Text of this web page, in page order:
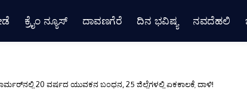
ಕ್ರೈಂ ನ್ಯೂಸ್ ದಾವಣಗೆರೆ ದಿನ ಭವಿಷ್ಯ ನವದೆಹಲಿ
20 ವರ್ಷದ ಯುವಕನ ಬಂಧನ, 25 ಜಿಲ್ಲೆಗಳಲ್ಲಿ ಏಕಕಾಲಕ್ಕೆ ದಾಳಿ!